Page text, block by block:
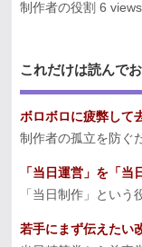
制作者の役割 6 views
これだけは読んで
ボロボロに疲弊して
制作者の孤立を防ぐ
「当日運営」を「
「当日制作」という
若手にまず伝えたい